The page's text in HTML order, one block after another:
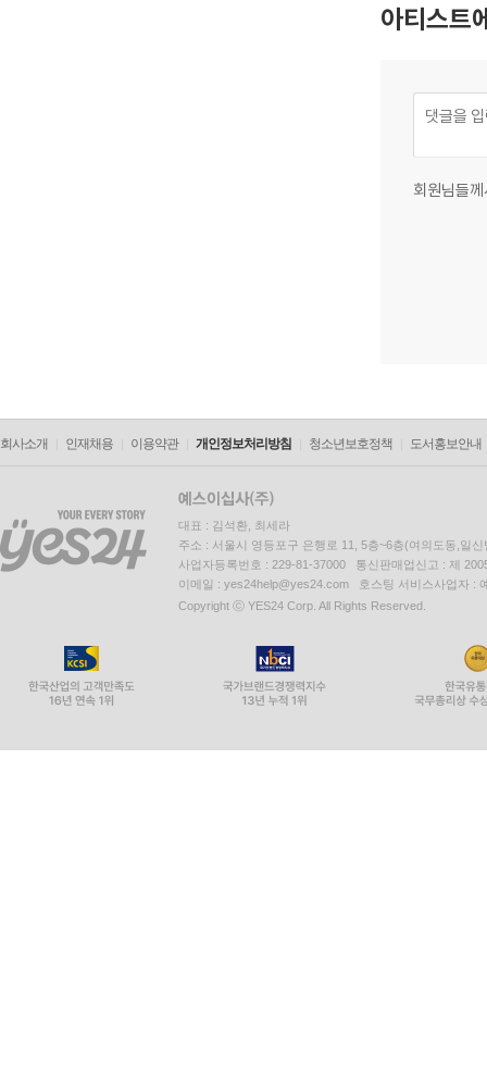
아티스트
회원님들
회사소개 인재채용 이용약관 개인정보처리방침 청소년보호정책 도서홍보안내
대표 : 김석환, 최세라
주소 : 서울시 영등포구 은행로 11, 5층~6층(여의도동,일신
사업자등록번호 : 229-81-37000 통신판매업신고 : 제
이메일 : yes24help@yes24.com 호스팅 서비스사업자 :
Copyright ⓒ YES24 Corp. All Rights Reserved.